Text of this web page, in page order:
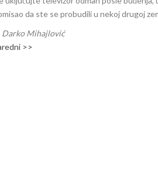
da ste se probudili u nekoj drugoj
Darko Mihajlović
>>